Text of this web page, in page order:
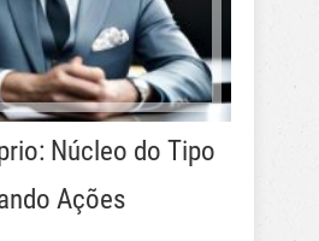
Núcleo do Tipo
Ações